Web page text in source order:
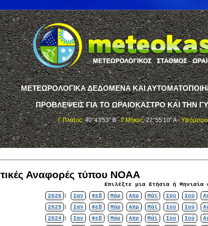
ΜΕΤΕΩΡΟΛΟΓΙΚΑ ΔΕΔΟΜΕΝΑ ΚΑΙ
ΠΡΟΒΛΕΨΕΙΣ ΓΙΑ ΤΟ ΩΡΑΙΟΚΑΣΤΡΟ ΚΑΙ ΤΗΝ
Γ.Πλάτος:40°43'53" Β - Γ.Μήκος:22°55'10" Α -
Αναφορές τύπου NOAA
Επιλέξτε μια Ετήσια ή Μηνιαία
2026
: Ιαν Φεβ Μάρ Απρ Μάϊ Ιού Ιού
2025
: Ιαν Φεβ Μάρ Απρ Μάϊ Ιού Ιού
2024 : Ιαν Φεβ Μάρ Απρ Μάϊ Ιού Ιού